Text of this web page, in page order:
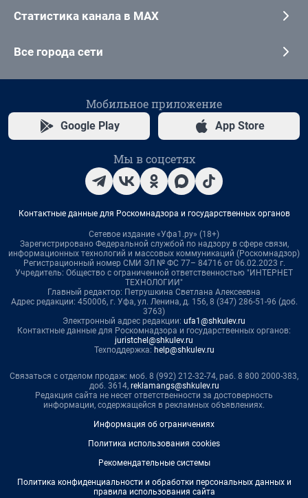
Статистика канала в MAX
Все города сети
Мобильное приложение
Google Play App Store
Мы в соцсетях
Контактные данные для Роскомнадзора и государственных органов
Сетевое издание «Уфа1.ру» (18+)
Зарегистрировано Федеральной службой по надзору в сфере связи,
информационных технологий и массовых коммуникаций (Роскомнадзор)
Регистрационный номер СМИ ЭЛ № ФС 77– 84716 от 06.02.2023 г.
Учредитель: Общество с ограниченной ответственностью "ИНТЕРНЕТ
ТЕХНОЛОГИИ"
Главный редактор: Петрушкина Светлана Алексеевна
Адрес редакции: 450006, г. Уфа, ул. Ленина, д. 156, 8 (347) 286-51-96 (доб.
3763)
Электронный адрес редакции: ufa1@shkulev.ru
Контактные данные для Роскомнадзора и государственных органов:
juristchel@shkulev.ru
Техподдержка: help@shkulev.ru
Связаться с отделом продаж: моб. 8 (992) 212-32-74, раб. 8 800 2000-383,
доб. 3614, reklamangs@shkulev.ru
Редакция сайта не несет ответственности за достоверность
информации, содержащейся в рекламных объявлениях.
Информация об ограничениях
Политика использования cookies
Рекомендательные системы
Политика конфиденциальности и обработки персональных данных и
правила использования сайта